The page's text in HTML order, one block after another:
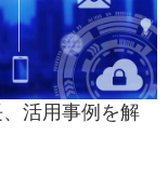
活用事例を解